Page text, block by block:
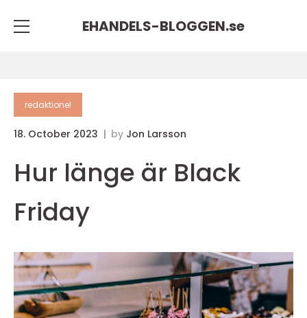
EHANDELS-BLOGGEN.se
redaktionel
18. October 2023 by Jon Larsson
Hur länge är Black
Friday